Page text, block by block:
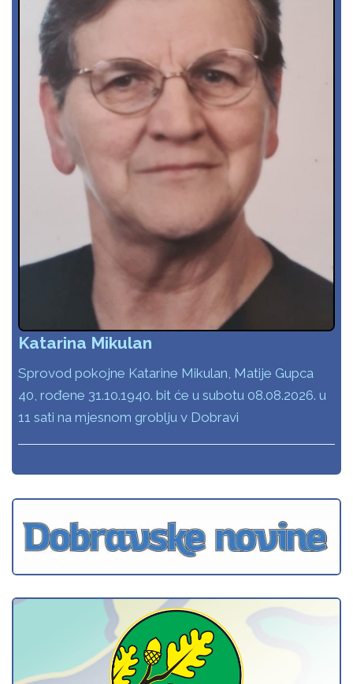
Katarina Mikulan
Sprovod pokojne Katarine Mikulan, Matije Gupca
40, rođene 31.10.1940. bit će u subotu 08.08.2026. u
11 sati na mjesnom groblju v Dobravi